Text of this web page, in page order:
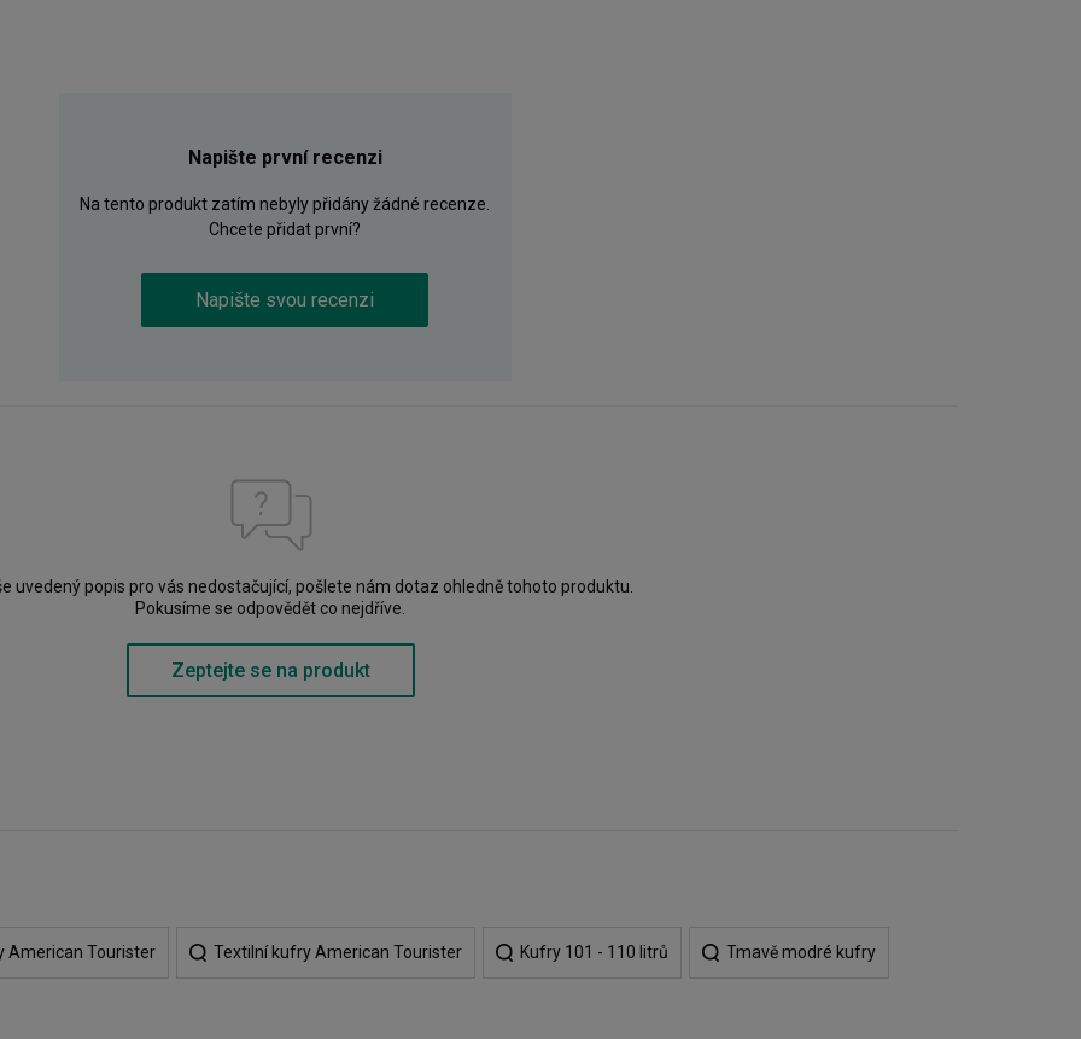
Napište první recenzi
Na tento produkt zatím nebyly přidány žádné recenze.
Chcete přidat první?
Napište svou recenzi
uvedený popis pro vás nedostačující, pošlete nám dotaz ohledně tohoto produktu.
Pokusíme se odpovědět co nejdříve.
Zeptejte se na produkt
American Tourister Textilní kufry American Tourister Kufry 101 - 110 litrů Tmavě modré kufry